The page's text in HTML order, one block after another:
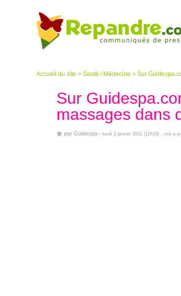
Accueil du site > Santé / Médecine > Sur
Sur
massages dans
par Guidespa - lundi 3 janvier 2011 (12h19) , mis a